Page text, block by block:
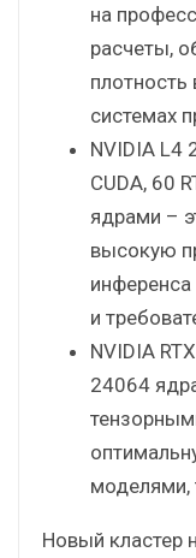
на
расчеты,
плотность
системах
NVIDIA L4
CUDA, 60
ядрами –
высокую
инференса
и
NVIDIA
24064
моделями,
Новый кластер